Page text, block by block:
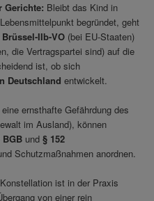
Gerichte: Bleibt das Kind in
begründet, geht
IIb-VO(bei EU-Staaten)
die Vertragspartei sind) auf die
ist, ob sich
Deutschland entwickelt.
ernsthafte Gefährdung des
im Ausland), können
BGBund § 152
Schutzmaßnahmen anordnen.
ist in der Praxis
von einer rein